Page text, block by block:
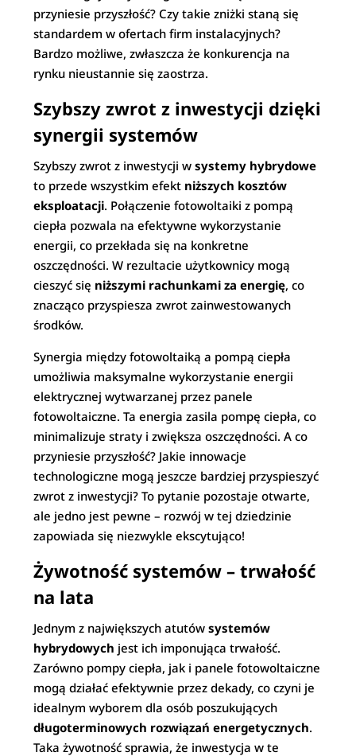
przyniesie przyszłość? Czy takie zniżki staną się
standardem w ofertach firm instalacyjnych?
Bardzo możliwe, zwłaszcza że konkurencja na
rynku nieustannie się zaostrza.
Szybszy zwrot z inwestycji dzięki
synergii systemów
Szybszy zwrot z inwestycji wsystemy hybrydowe
to przede wszystkim efekt niższych kosztów
eksploatacji. Połączenie fotowoltaiki z pompą
ciepła pozwala na efektywne wykorzystanie
energii, co przekłada się na konkretne
oszczędności. W rezultacie użytkownicy mogą
cieszyć się niższymi rachunkami za energię, co
znacząco przyspiesza zwrot zainwestowanych
środków.
Synergia między fotowoltaiką a pompą ciepła
umożliwia maksymalne wykorzystanie energii
elektrycznej wytwarzanej przez panele
fotowoltaiczne. Ta energia zasila pompę ciepła, co
minimalizuje straty i zwiększa oszczędności. A co
przyniesie przyszłość? Jakie innowacje
technologiczne mogą jeszcze bardziej przyspieszyć
zwrot z inwestycji? To pytanie pozostaje otwarte,
ale jedno jest pewne – rozwój w tej dziedzinie
zapowiada się niezwykle ekscytująco!
Żywotność systemów – trwałość
na lata
Jednym z największych atutówsystemów
hybrydowych jest ich imponująca trwałość.
Zarówno pompy ciepła, jak i panele fotowoltaiczne
mogą działać efektywnie przez dekady, co czyni je
idealnym wyborem dla osób poszukujących
długoterminowych rozwiązań energetycznych.
Taka żywotność sprawia, że inwestycja w te